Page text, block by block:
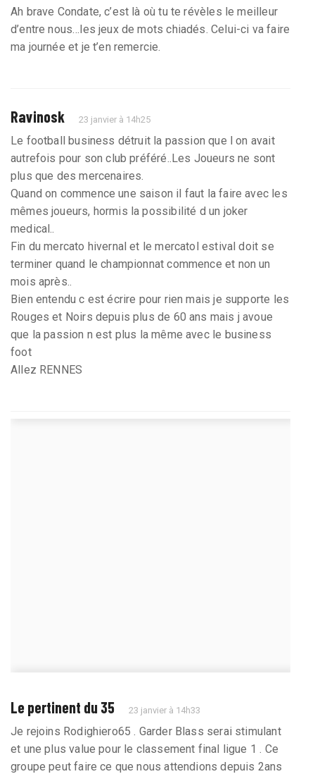
Ah brave Condate, c’est là où tu te révèles le meilleur
d’entre nous…les jeux de mots chiadés. Celui-ci va faire
ma journée et je t’en remercie.
Ravinosk 23 janvier à 14h25
Le football business détruit la passion que l on avait
autrefois pour son club préféré..Les Joueurs ne sont
plus que des mercenaires.
Quand on commence une saison il faut la faire avec les
mêmes joueurs, hormis la possibilité d un joker
medical..
Fin du mercato hivernal et le mercatol estival doit se
terminer quand le championnat commence et non un
mois après..
Bien entendu c est écrire pour rien mais je supporte les
Rouges et Noirs depuis plus de 60 ans mais j avoue
que la passion n est plus la même avec le business
foot
Allez RENNES
Le pertinent du 35 23 janvier à 14h33
Je rejoins Rodighiero65 . Garder Blass serai stimulant
et une plus value pour le classement final ligue 1 . Ce
groupe peut faire ce que nous attendions depuis 2ans